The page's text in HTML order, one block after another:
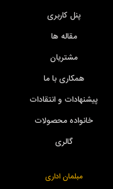
پنل کاربری
مقاله ها
مشتریان
همکاری با ما
پیشنهادات و انتقادات
خانواده محصولات
گالری
مبلمان اداری